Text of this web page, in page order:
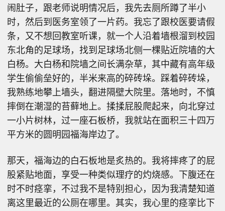
闹肚子，跟老师说明情况后，我先去厕所蹲了半小
时，然后到医务室领了一片药。我忘了跟校医要请假
条，又不想回教室听课，就一个人沿着墙根溜到校园
东北角的足球场，找到足球场北侧一棵贴近院墙的大
白杨。大白杨和院墙之间长满杂草，其中藏有高年级
学生偷偷垒好的，半米来高的碎砖垛。踩着碎砖垛，
我熟练地攀上墙头，翻进隔壁大院里。落地时，不慎
摔倒在潮湿的苔藓地上。揉揉屁股爬起来，向北穿过
一小片树林，过一座石板桥，我就站在面积三十四万
平方米的圆明园福海岸边了。
那天，福海边的白石板地是炙热的。我将摔疼了的屁
股紧贴地面，享受一种类似理疗的灼烧感。下腹还在
时不时痉挛，不过我不是特别担心，因为我清楚知道
离这里最近的公厕在哪里。其实，我心里的痉挛比下